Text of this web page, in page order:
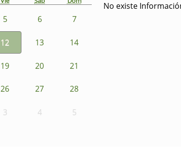
5 6 7
12 13 14
19 20 21
26 27 28
3 4 5
No existe